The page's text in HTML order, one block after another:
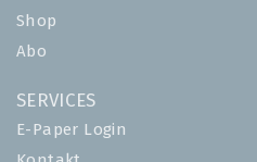
Shop
Abo
SERVICES
E-Paper Login